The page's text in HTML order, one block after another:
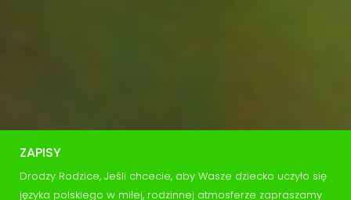
ZAPISY
Drodzy Rodzice, Jeśli chcecie, aby Wasze dziecko uczyło się
języka polskiego w miłej, rodzinnej atmosferze zapraszamy